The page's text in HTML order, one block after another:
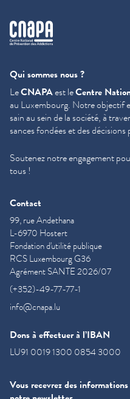
cnapa
Qui sommes nous ?
LeCNAPAest leCentre
au Luxembourg. Notre objectif
sain au sein de la société, à
sances fondées et des
Soutenez notre engagement
tous !
Contact
99, rue Andethana
L-6970 Hostert
Fondation d'utilité publique
RCS Luxembourg G36
Agrément SANTE 2026/07
(+352)-49-77-77-1
info@cnapa.lu
Dons à effectuer à l’IBAN
LU91 0019 1300 0854 3000
Vous recevrez des